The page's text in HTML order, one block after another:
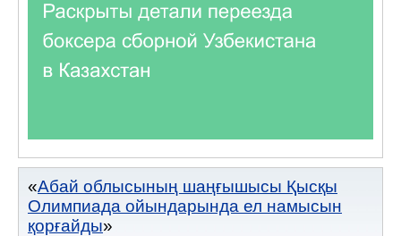
Абай облысының шаңғышысы Қысқы
Олимпиада ойындарында ел намысын
қорғайды